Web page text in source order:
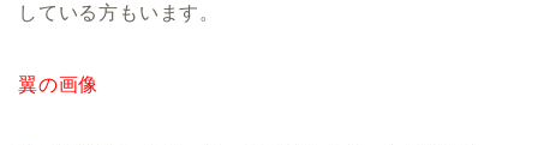
している方もいます。
翼の画像